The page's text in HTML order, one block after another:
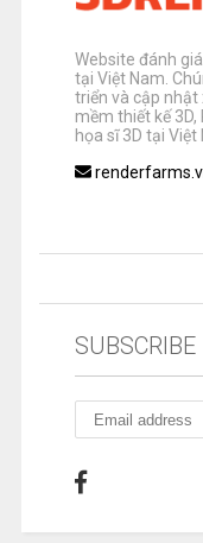
Website đánh
tại Việt Nam.
triển và cập
mềm thiết kế
họa sĩ 3D tại Việt
SUBSCRIBE